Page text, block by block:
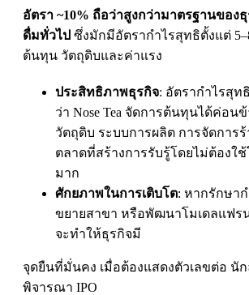
อัตรา ~10% ถือว่าสูงกว่ามาตรฐานของ
ดื่มทั่วไป ซึ่งมักมีอัตรากําไรสุทธิตั้งแต่
ต้นทุน วัตถุดิบและค่าแรง
ประสิทธิภาพธุรกิจ: อัตรากําไรสุท
ว่า Nose Tea จัดการต้นทุนได้ค่อน
วัตถุดิบ ระบบการผลิต การจัดการ
ตลาดที่สร้างการรับรู้โดยไม่ต้อง
มาก
ศักยภาพในการเติบโต: หากรักษากํ
ขยายสาขา หรือพัฒนาโมเดลแฟร
จะทําให้ธุรกิจมี
จุดยืนที่มั่นคง เมื่อต้องแสดงตัวเลขต่อ นั
พิจารณา IPO